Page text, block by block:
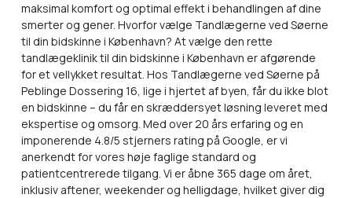
maksimal komfort og optimal effekt i behandlingen af dine
smerter og gener. Hvorfor vælge Tandlægerne ved Søerne
til din bidskinne i København? At vælge den rette
tandlægeklinik til din bidskinne i København er afgørende
for et vellykket resultat. Hos Tandlægerne ved Søerne på
Peblinge Dossering 16, lige i hjertet af byen, får du ikke blot
en bidskinne – du får en skræddersyet løsning leveret med
ekspertise og omsorg. Med over 20 års erfaring og en
imponerende 4.8/5 stjerners rating på Google, er vi
anerkendt for vores høje faglige standard og
patientcentrerede tilgang. Vi er åbne 365 dage om året,
inklusiv aftener, weekender og helligdage, hvilket giver dig